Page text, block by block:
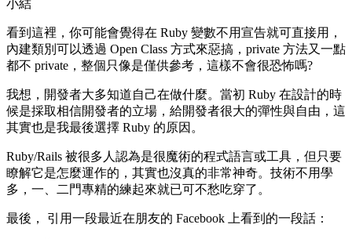
小結
看到這裡，你可能會覺得在 Ruby 變數不用宣告就可直接用，
內建類別可以透過 Open Class 方式來惡搞，private 方法又一點
都不 private，整個只像是僅供參考，這樣不會很恐怖嗎?
我想，開發者大多知道自己在做什麼。當初 Ruby 在設計的時
候是採取相信開發者的立場，給開發者很大的彈性與自由，這
其實也是我最後選擇 Ruby 的原因。
Ruby/Rails 被很多人認為是很魔術的程式語言或工具，但只要
瞭解它是怎麼運作的，其實也沒真的非常神奇。技術不用學
多，一、二門專精的練起來就已可不愁吃穿了。
最後， 引用一段最近在朋友的 Facebook 上看到的一段話：